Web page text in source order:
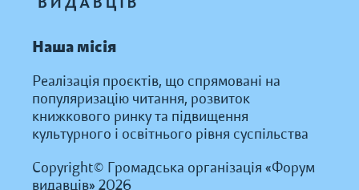
Наша місія
Реалізація проєктів, що спрямовані на
популяризацію читання, розвиток
книжкового ринку та підвищення
культурного і освітнього рівня суспільства
Copyright© Громадська організація «Форум
видавців» 2026